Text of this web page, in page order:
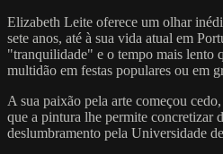
Elizabeth Leite oferece um olhar
sete anos, até à sua vida atual em
"tranquilidade" e o tempo mais lento
multidão em festas populares ou em
A sua paixão pela arte começou
que a pintura lhe permite concretizar
deslumbramento pela Universidade